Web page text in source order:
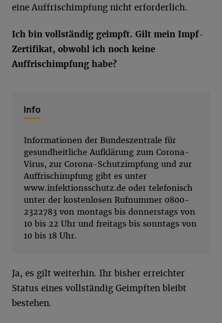
eine Auffrischimpfung nicht erforderlich.
Ich bin vollständig geimpft. Gilt mein Impf-
Zertifikat, obwohl ich noch keine
Auffrischimpfung habe?
Info
Informationen der Bundeszentrale für
gesundheitliche Aufklärung zum Corona-
Virus, zur Corona-Schutzimpfung und zur
Auffrischimpfung gibt es unter
www.infektionsschutz.de oder telefonisch
unter der kostenlosen Rufnummer 0800-
2322783 von montags bis donnerstags von
10 bis 22 Uhr und freitags bis sonntags von
10 bis 18 Uhr.
Ja, es gilt weiterhin. Ihr bisher erreichter
Status eines vollständig Geimpften bleibt
bestehen.